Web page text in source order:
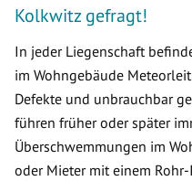
Kolkwitz gefragt!
In jeder Liegenschaft
im Wohngebäude
Defekte und unbrauchbar
führen früher oder später
Überschwemmungen im
oder Mieter mit einem